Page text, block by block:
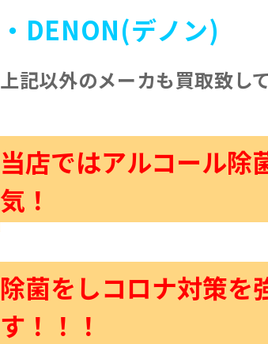
・DENON(デノン)
上記以外のメーカも買取致し
当店ではアルコール除
気！
除菌をしコロナ対策を
す！！！